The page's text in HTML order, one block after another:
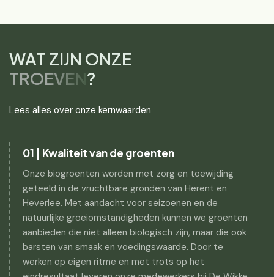
WAT ZIJN ONZE
TROEVEN?
Lees alles over onze kernwaarden
01 | Kwaliteit van de groenten
Onze biogroenten worden met zorg en toewijding
geteeld in de vruchtbare gronden van Herent en
Heverlee. Met aandacht voor seizoenen en de
natuurlijke groeiomstandigheden kunnen we groenten
aanbieden die niet alleen biologisch zijn, maar die ook
barsten van smaak en voedingswaarde. Door te
werken op eigen ritme en met trots op het